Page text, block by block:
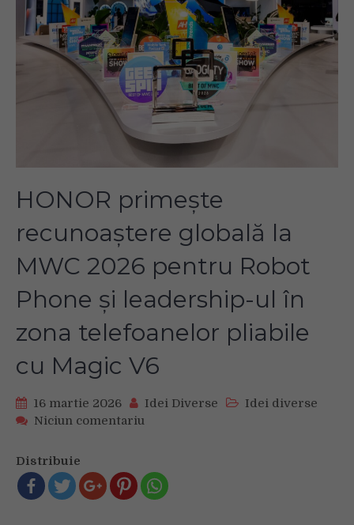
HONOR primește
recunoaștere globală la
MWC 2026 pentru Robot
Phone și leadership-ul în
zona telefoanelor pliabile
cu Magic V6
16 martie 2026 Idei Diverse
Idei diverse
Niciun comentariu
recunoaștere
globală
la
Distribuie